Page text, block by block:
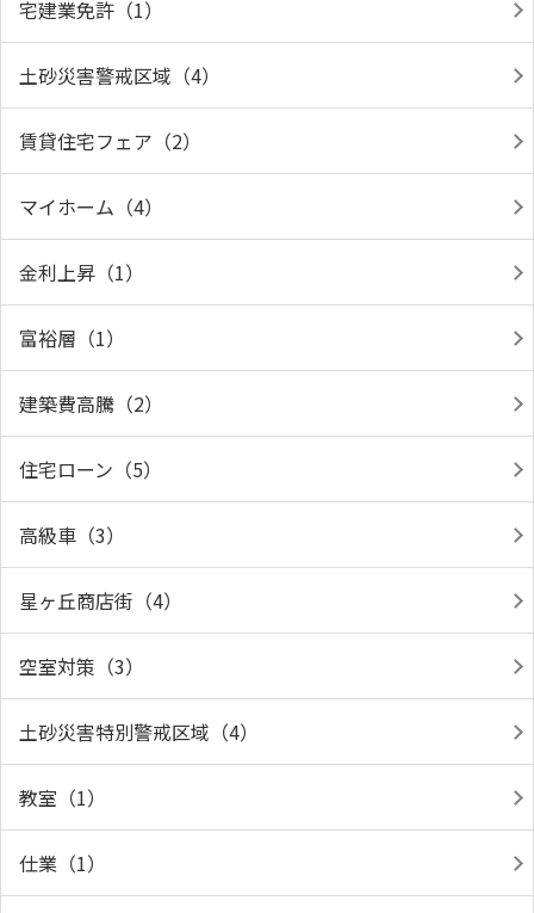
宅建業免許（1）
土砂災害警戒区域（4）
賃貸住宅フェア（2）
マイホーム（4）
金利上昇（1）
富裕層（1）
建築費高騰（2）
住宅ローン（5）
高級車（3）
星ヶ丘商店街（4）
空室対策（3）
土砂災害特別警戒区域（4）
教室（1）
仕業（1）